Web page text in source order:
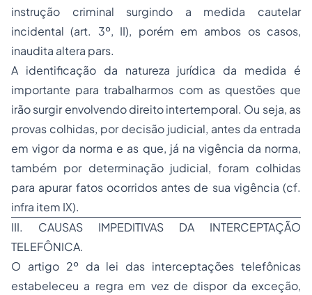
instrução criminal surgindo a medida cautelar
incidental (art. 3º, II), porém em ambos os casos,
inaudita altera pars.
A identificação da natureza jurídica da medida é
importante para trabalharmos com as questões que
irão surgir envolvendo direito intertemporal. Ou seja, as
provas colhidas, por decisão judicial, antes da entrada
em vigor da norma e as que, já na vigência da norma,
também por determinação judicial, foram colhidas
para apurar fatos ocorridos antes de sua vigência (cf.
infra item IX).
III. CAUSAS IMPEDITIVAS DA INTERCEPTAÇÃO
TELEFÔNICA.
O artigo 2º da lei das interceptações telefônicas
estabeleceu a regra em vez de dispor da exceção,